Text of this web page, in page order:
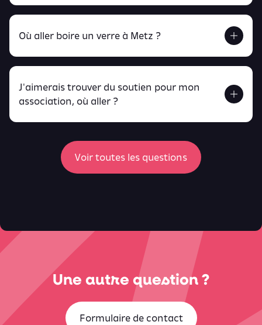
Retrouve tout ça en cliquant ici !
Retrouve toutes ces infos ici.
Où aller boire un verre à Metz ?
peux
retrouver ici
J'aimerais trouver du soutien pour mon
association, où aller ?
Voir toutes les questions
Une autre question ?
Formulaire de contact